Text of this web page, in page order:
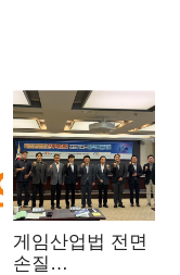
게임산업법 전면
손질